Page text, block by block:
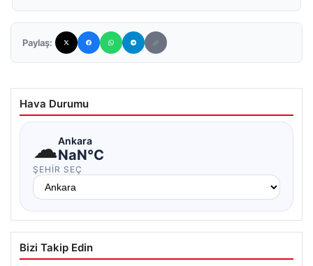
Paylaş:
Hava Durumu
☁Ankara
NaN°C
ŞEHIR SEÇ
Bizi Takip Edin